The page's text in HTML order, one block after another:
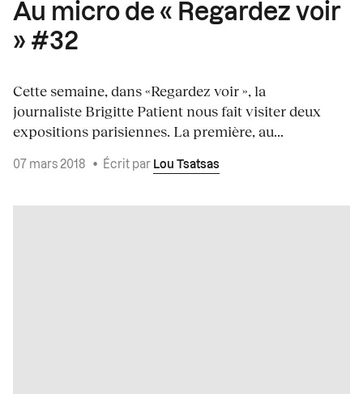
Au micro de « Regardez voir
» #32
Cette semaine, dans «Regardez voir », la
journaliste Brigitte Patient nous fait visiter deux
expositions parisiennes. La première, au...
07 mars 2018 • Écrit par Lou Tsatsas